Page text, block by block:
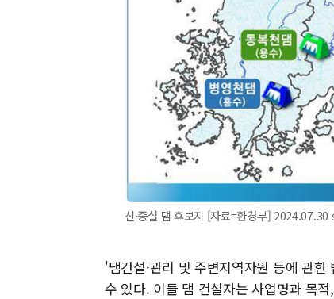
신·증설 댐 후보지 [자료=환경부]
'댐건설·관리 및 주변지역자원 등에 관
수 있다. 이들 댐 건설자는 사업명과 목